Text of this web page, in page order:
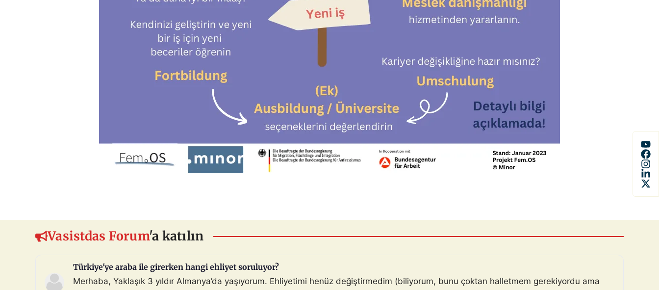
Vasistdas Forum'a katılın
Türkiye'ye araba ile girerken hangi ehliyet soruluyor?
Merhaba, Yaklaşık 3 yıldır Almanya’da yaşıyorum. Ehliyetimi henüz değiştirmedim (biliyorum, bunu çoktan halletmem gerekiyordu ama